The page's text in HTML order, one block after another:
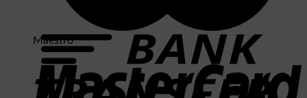
Maestro